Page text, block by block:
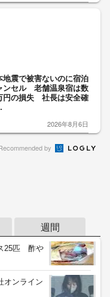
地震で被害ないのに宿泊
ンセル 老舗温泉宿は数
円の損失 社長は安全確
2026年8月6日
by
週間
25匹 酢や
オンライン